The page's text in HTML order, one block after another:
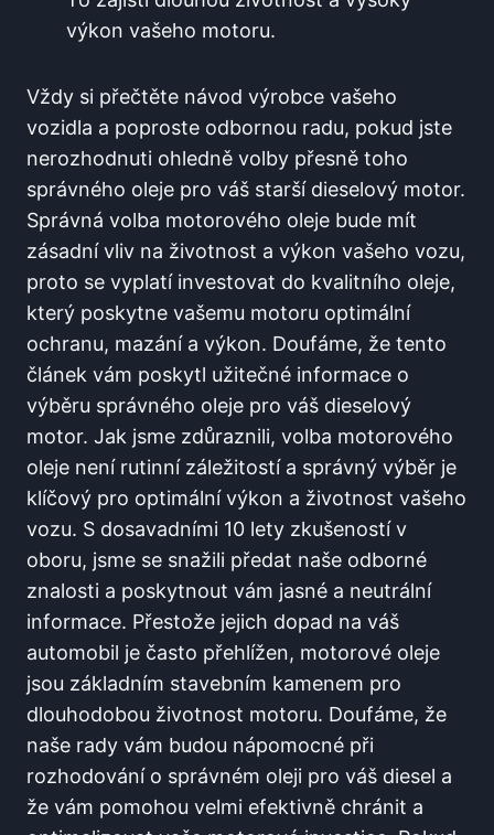
výkon vašeho motoru.
Vždy si přečtěte návod výrobce vašeho
vozidla a poproste odbornou radu, pokud jste
nerozhodnuti ohledně volby přesně toho
správného oleje pro váš starší dieselový motor.
Správná volba motorového oleje bude mít
zásadní vliv na životnost a výkon vašeho vozu,
proto se vyplatí investovat do kvalitního oleje,
který poskytne vašemu motoru optimální
ochranu, mazání a výkon. Doufáme, že tento
článek vám poskytl užitečné informace o
výběru správného oleje pro váš dieselový
motor. Jak jsme zdůraznili, volba motorového
oleje není rutinní záležitostí a správný výběr je
klíčový pro optimální výkon a životnost vašeho
vozu. S dosavadními 10 lety zkušeností v
oboru, jsme se snažili předat naše odborné
znalosti a poskytnout vám jasné a neutrální
informace. Přestože jejich dopad na váš
automobil je často přehlížen, motorové oleje
jsou základním stavebním kamenem pro
dlouhodobou životnost motoru. Doufáme, že
naše rady vám budou nápomocné při
rozhodování o správném oleji pro váš diesel a
že vám pomohou velmi efektivně chránit a